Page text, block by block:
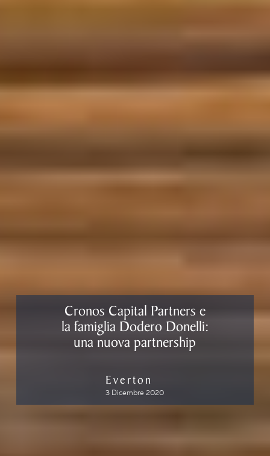
Cronos Capital Partners e
la famiglia Dodero Donelli:
una nuova partnership
Everton
3 Dicembre 2020